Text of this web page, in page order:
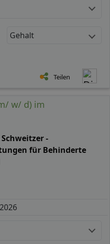
Gehalt
Teilen
w/ d) im
-
für Behinderte